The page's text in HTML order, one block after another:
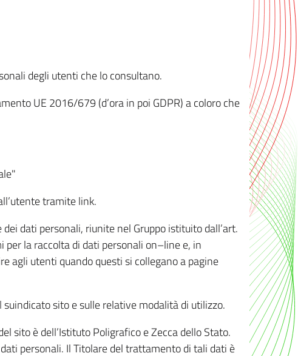
degli utenti che lo consultano.
UE 2016/679 (d’ora in poi GDPR) a coloro che
tramite link.
dati personali, riunite nel Gruppo istituito dall’art.
la raccolta di dati personali on–line e, in
agli utenti quando questi si collegano a pagine
sito e sulle relative modalità di utilizzo.
sito è dell’Istituto Poligrafico e Zecca dello Stato.
personali. Il Titolare del trattamento di tali dati è